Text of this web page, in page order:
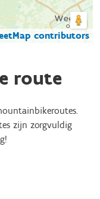
contributors
route
zijn zorgvuldig